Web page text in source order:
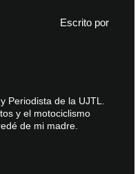
Escrito por
Periodista de la UJTL.
y el motociclismo
de mi madre.